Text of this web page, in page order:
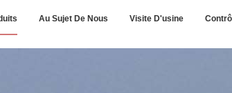
Au Sujet De Nous Visite D'usine